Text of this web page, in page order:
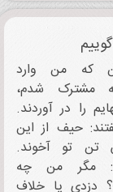
که من وارد
مشترک شدم،
را در آوردند.
حیف از این
تن تو آخوند.
مگر من چه
دزدی یا خلاف